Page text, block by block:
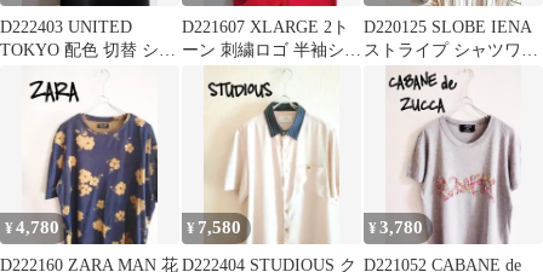
D222403 UNITED
TOKYO 配色 切替 ショ
ートスリーブカットソ
D221607 XLARGE 2ト
ーン 刺繍ロゴ 半袖シャ
D220125 SLOBE IENA
ストライプ シャツワン
ピース
¥4,780
D222160 ZARA MAN 花
¥ 7,580
D222404 STUDIOUS ク
¥3,780
D221052 CABANE de